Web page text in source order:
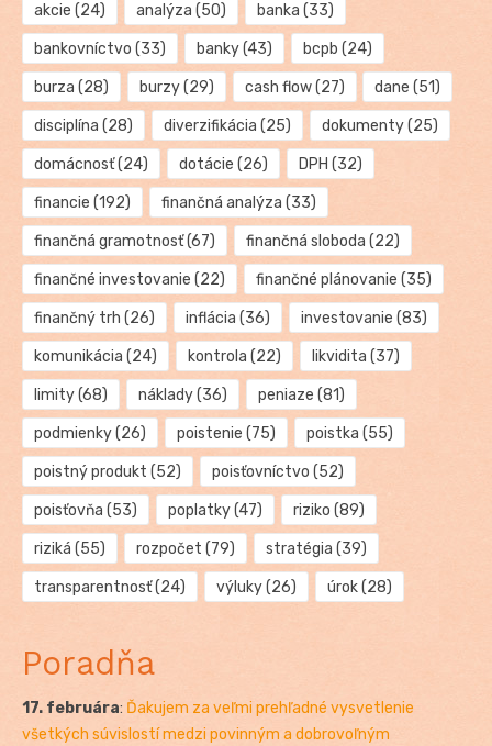
akcie (24) analýza (50) banka (33)
bankovníctvo (33) banky(43) bcpb (24)
burza (28) burzy(29) cash flow(27) dane (51)
disciplína (28) diverzifikácia (25) dokumenty(25)
domácnosť(24) dotácie (26) DPH (32)
financie (192) finančná analýza (33)
finančná gramotnosť(67) finančná sloboda (22)
finančné investovanie (22) finančné plánovanie (35)
finančný trh (26) inflácia (36) investovanie (83)
komunikácia (24) kontrola (22) likvidita (37)
limity(68) náklady(36) peniaze (81)
podmienky(26) poistenie (75) poistka (55)
poistný produkt (52) poisťovníctvo (52)
poisťovňa (53) poplatky(47) riziko (89)
riziká (55) rozpočet (79) stratégia (39)
transparentnosť(24) výluky(26) úrok(28)
Poradňa
17. februára: Ďakujem za veľmi prehľadné vysvetlenie
všetkých súvislostí medzi povinným a dobrovoľným